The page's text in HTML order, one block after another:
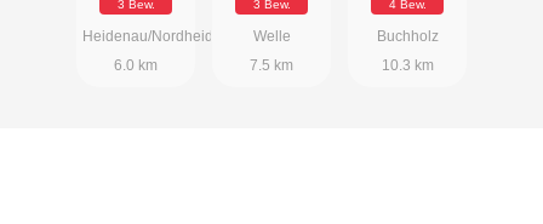
3 Bew.
Heidenau/Nordheide
6.0 km
3 Bew.
Welle
7.5 km
4 Bew.
Buchholz
10.3 km